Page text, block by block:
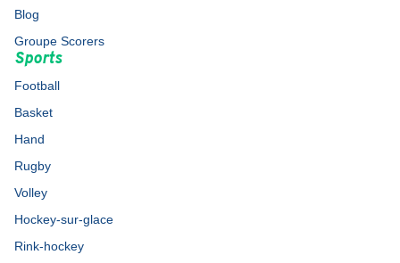
Blog
Groupe Scorers
Sports
Football
Basket
Hand
Rugby
Volley
Hockey-sur-glace
Rink-hockey